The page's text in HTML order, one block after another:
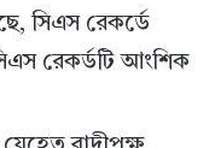
সিএস রেকর্ডে
রেকর্ডটি আংশিক